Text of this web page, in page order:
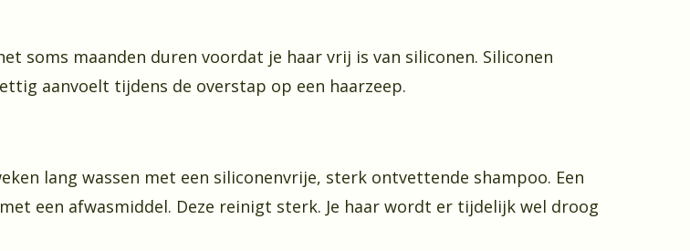
soms maanden duren voordat je haar vrij is van siliconen. Siliconen
aanvoelt tijdens de overstap op een haarzeep.
lang wassen met een siliconenvrije, sterk ontvettende shampoo. Een
een afwasmiddel. Deze reinigt sterk. Je haar wordt er tijdelijk wel droog